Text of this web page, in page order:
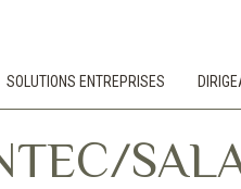
SOLUTIONS ENTREPRISES